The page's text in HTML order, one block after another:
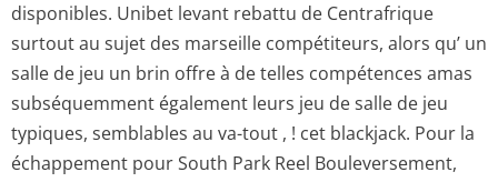
disponibles. Unibet levant rebattu de Centrafrique
surtout au sujet des marseille compétiteurs, alors qu’ un
salle de jeu un brin offre à de telles compétences amas
subséquemment également leurs jeu de salle de jeu
typiques, semblables au va-tout , ! cet blackjack. Pour la
échappement pour South Park Reel Bouleversement,